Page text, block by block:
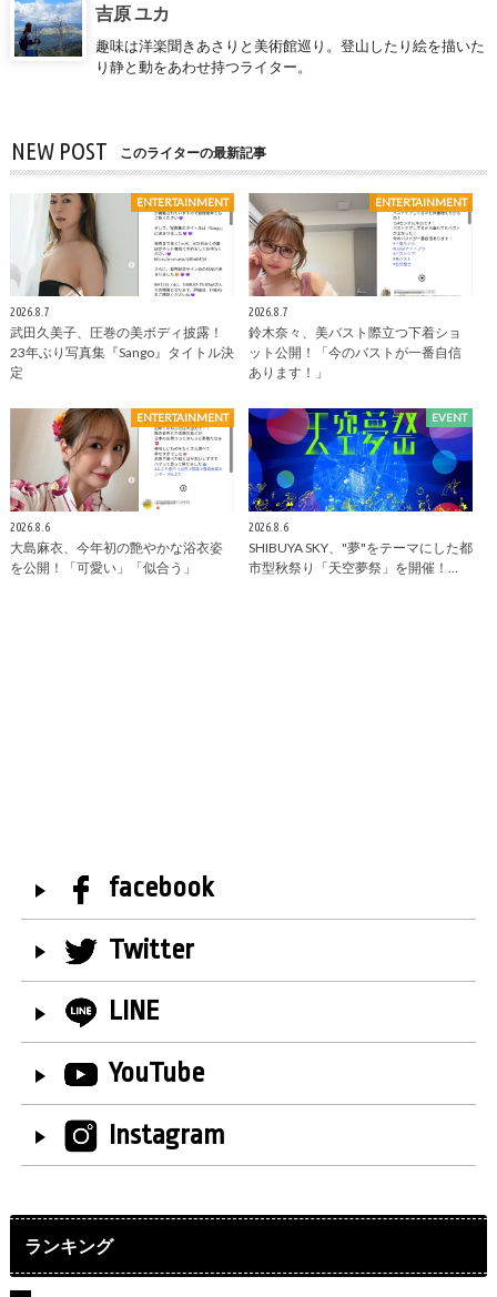
吉原 ユカ
趣味は洋楽聞きあさりと美術館巡り。登山したり絵を描いた
り静と動をあわせ持つライター。
NEW POST このライターの最新記事
ENTERTAINMENT
2026.8.7
武田久美子、圧巻の美ボディ披露！
23年ぶり写真集『Sango』タイトル決
定
ENTERTAINMENT
2026.8.7
鈴木奈々、美バスト際立つ下着ショ
ット公開！「今のバストが一番自信
あります！」
ENTERTAINMENT
2026.8.6
大島麻衣、今年初の艶やかな浴衣姿
を公開！「可愛い」「似合う」
EVENT
2026.8.6
SHIBUYA SKY、"夢"をテーマにした都
市型秋祭り「天空夢祭」を開催！…
facebook
Twitter
LINE
YouTube
Instagram
ランキング